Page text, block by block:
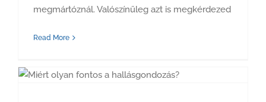
megmártóznál. Valószínűleg azt is megkérdezed
Read More